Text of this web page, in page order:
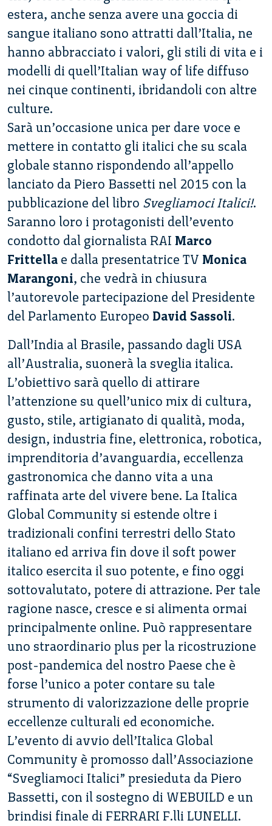
estera, anche senza avere una goccia di
sangue italiano sono attratti dall’Italia, ne
hanno abbracciato i valori, gli stili di vita e i
modelli di quell’Italian way of life diffuso
nei cinque continenti, ibridandoli con altre
culture.
Sarà un’occasione unica per dare voce e
mettere in contatto gli italici che su scala
globale stanno rispondendo all’appello
lanciato da Piero Bassetti nel 2015 con la
pubblicazione del libro Svegliamoci Italici!.
Saranno loro i protagonisti dell’evento
condotto dal giornalista RAI Marco
Frittella e dalla presentatrice TV Monica
Marangoni, che vedrà in chiusura
l’autorevole partecipazione del Presidente
del Parlamento Europeo David Sassoli.
Dall’India al Brasile, passando dagli USA
all’Australia, suonerà la sveglia italica.
L’obiettivo sarà quello di attirare
l’attenzione su quell’unico mix di cultura,
gusto, stile, artigianato di qualità, moda,
design, industria fine, elettronica, robotica,
imprenditoria d’avanguardia, eccellenza
gastronomica che danno vita a una
raffinata arte del vivere bene. La Italica
Global Community si estende oltre i
tradizionali confini terrestri dello Stato
italiano ed arriva fin dove il soft power
italico esercita il suo potente, e fino oggi
sottovalutato, potere di attrazione. Per tale
ragione nasce, cresce e si alimenta ormai
principalmente online. Può rappresentare
uno straordinario plus per la ricostruzione
post-pandemica del nostro Paese che è
forse l’unico a poter contare su tale
strumento di valorizzazione delle proprie
eccellenze culturali ed economiche.
L’evento di avvio dell’Italica Global
Community è promosso dall’Associazione
“Svegliamoci Italici” presieduta da Piero
Bassetti, con il sostegno di WEBUILD e un
brindisi finale di FERRARI F.lli LUNELLI.